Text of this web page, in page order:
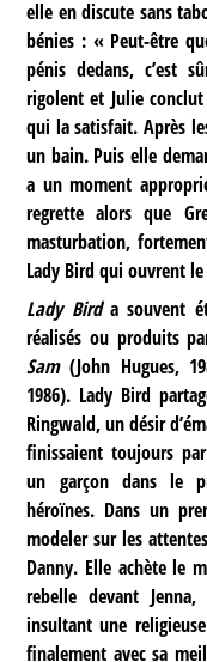
elle en discute sans
bénies : « Peut-être
pénis dedans, c’est
rigolent et Julie
qui la satisfait. Après
un bain. Puis elle
a un moment
regrette alors que
masturbation,
Lady Bird qui ouvrent
Lady Bird a souvent
réalisés ou produits
Sam(John Hugues,
1986). Lady Bird
Ringwald, un désir
finissaient toujours
un garçon dans le
héroïnes. Dans un
modeler sur les
Danny. Elle achète le
rebelle devant
insultant une
finalement avec sa